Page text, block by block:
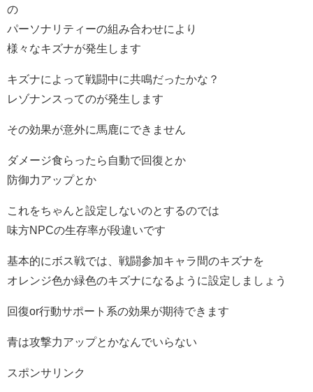
の
パーソナリティーの組み合わせにより
様々なキズナが発生します
キズナによって戦闘中に共鳴だったかな？
レゾナンスってのが発生します
その効果が意外に馬鹿にできません
ダメージ食らったら自動で回復とか
防御力アップとか
これをちゃんと設定しないのとするのでは
味方NPCの生存率が段違いです
基本的にボス戦では、戦闘参加キャラ間のキズナを
オレンジ色か緑色のキズナになるように設定しましょう
回復or行動サポート系の効果が期待できます
青は攻撃力アップとかなんでいらない
スポンサリンク